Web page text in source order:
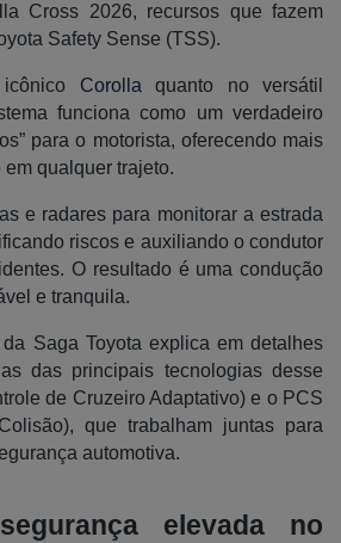
Cross 2026, recursos que fazem
Safety Sense (TSS).
Corolla quanto no versátil
funciona como um verdadeiro
para o motorista, oferecendo mais
qualquer trajeto.
e radares para monitorar a estrada
riscos e auxiliando o condutor
O resultado é uma condução
e tranquila.
Saga Toyota explica em detalhes
das principais tecnologias desse
de Cruzeiro Adaptativo) e o PCS
que trabalham juntas para
automotiva.
elevada no